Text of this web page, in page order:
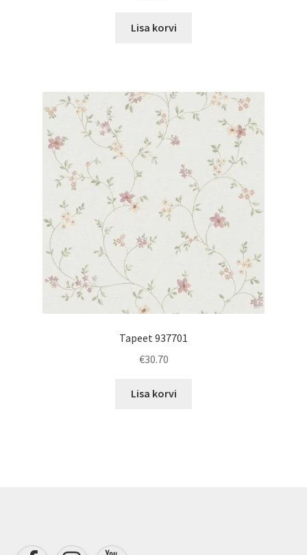
Lisa korvi
Tapeet 937701
€30.70
Lisa korvi